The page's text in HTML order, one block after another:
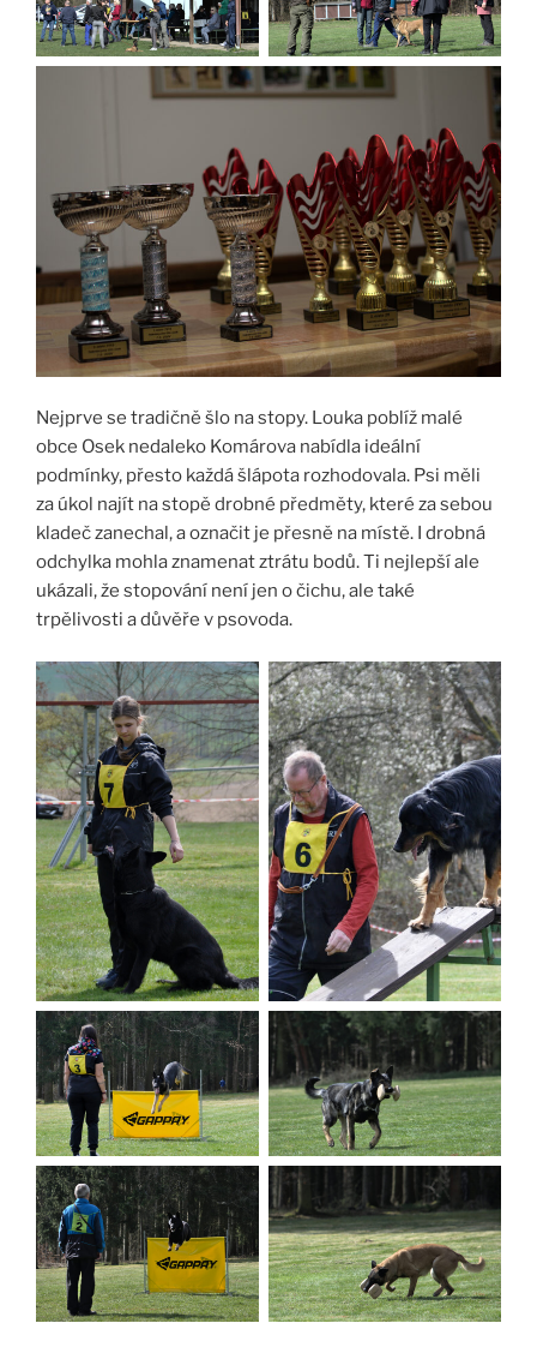
Nejprve se tradičně šlo na stopy. Louka poblíž malé
obce Osek nedaleko Komárova nabídla ideální
podmínky, přesto každá šlápota rozhodovala. Psi měli
za úkol najít na stopě drobné předměty, které za sebou
kladeč zanechal, a označit je přesně na místě. I drobná
odchylka mohla znamenat ztrátu bodů. Ti nejlepší ale
ukázali, že stopování není jen o čichu, ale také
trpělivosti a důvěře v psovoda.